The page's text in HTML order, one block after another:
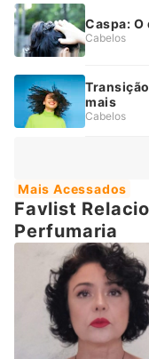
Caspa: O
Cabelos
mais
Cabelos
Mais Acessados
Favlist
Perfumaria